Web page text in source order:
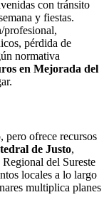
con tránsito
y fiestas.
profesional,
pérdida de
normativa
en Mejorada del
pero ofrece recursos
de Justo,
del Sureste
locales a lo largo
multiplica planes